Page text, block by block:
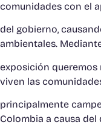
comunidades con el
del gobierno,
ambientales.
exposición
viven las
principalmente
Colombia a causa del